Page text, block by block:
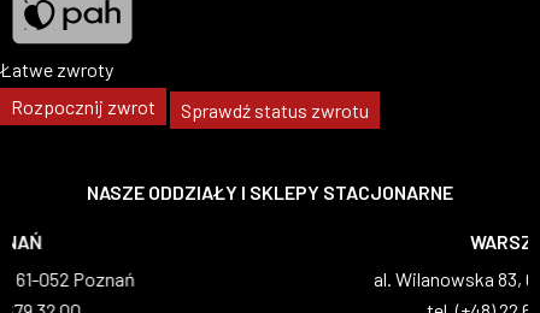
Pah
Łatwe zwroty
Rozpocznij zwrot
Sprawdź status zwrotu
NASZE ODDZIAŁY I SKLEPY STACJONARNE
al. Wilanowska 83, 02-765 Warszawa